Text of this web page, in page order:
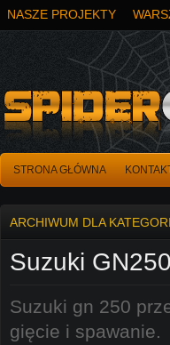
NASZE PROJEKTY
STRONA GŁÓWNA
ARCHIWUM DLA
Suzuki
Suzuki gn
gięcie i